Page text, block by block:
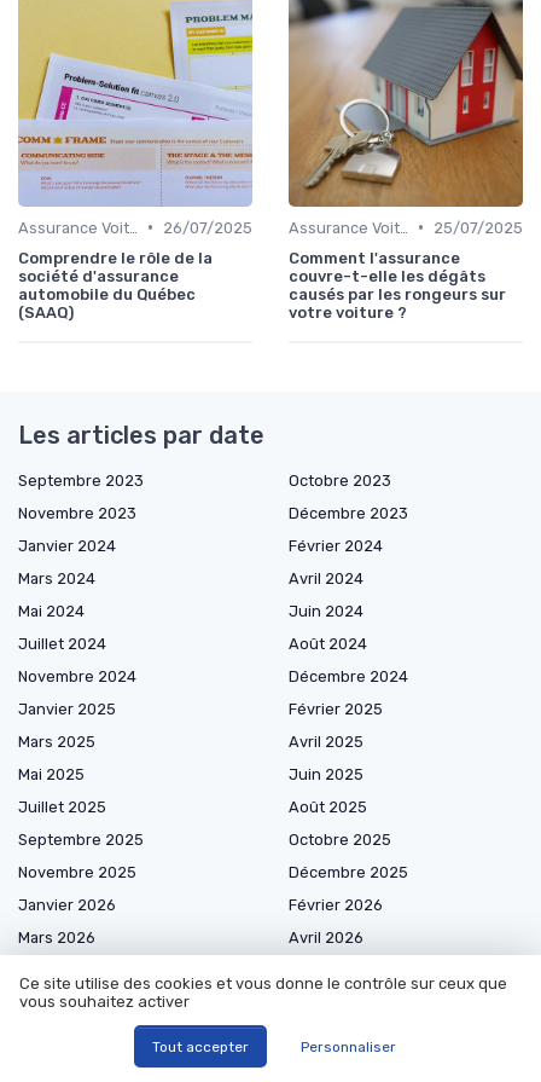
•
26/07/2025
Comprendre le rôle de la
société d'assurance
automobile du Québec
(SAAQ)
•
25/07/2025
Comment l'assurance
couvre-t-elle les dégâts
causés par les rongeurs sur
votre voiture ?
Les articles par date
Septembre 2023
Octobre 2023
Novembre 2023
Décembre 2023
Janvier 2024
Février 2024
Mars 2024
Avril 2024
Mai 2024
Juin 2024
Juillet 2024
Août 2024
Novembre 2024
Décembre 2024
Janvier 2025
Février 2025
Mars 2025
Avril 2025
Mai 2025
Juin 2025
Juillet 2025
Août 2025
Septembre 2025
Octobre 2025
Novembre 2025
Décembre 2025
Janvier 2026
Février 2026
Mars 2026
Avril 2026
Juillet 2026
Ce site utilise des cookies et vous donne le contrôle sur ceux que
vous souhaitez activer
Tout accepter Personnaliser